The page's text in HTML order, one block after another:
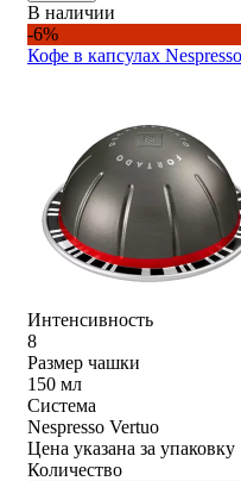
В наличии
-6%
Кофе в капсулах
Интенсивность
8
Размер чашки
150 мл
Система
Nespresso Vertuo
Цена указана за упаковку
Количество